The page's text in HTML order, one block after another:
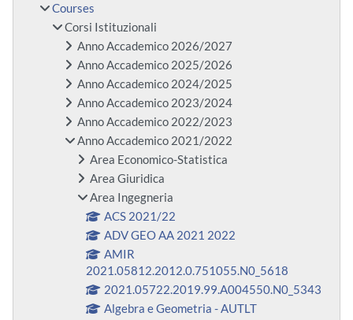
Courses
Corsi Istituzionali
Anno Accademico 2026/2027
Anno Accademico 2025/2026
Anno Accademico 2024/2025
Anno Accademico 2023/2024
Anno Accademico 2022/2023
Anno Accademico 2021/2022
Area Economico-Statistica
Area Giuridica
Area Ingegneria
ACS 2021/22
ADV GEO AA 2021 2022
AMIR
2021.05812.2012.0.751055.N0_5618
2021.05722.2019.99.A004550.N0_5343
Algebra e Geometria - AUTLT